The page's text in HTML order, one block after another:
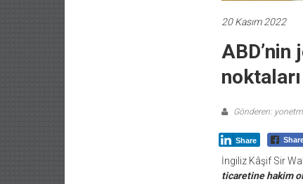
20 Kasım 2022
noktaları
Gönderen:
Share
İngiliz Kâşif Sir
ticaretine hakim